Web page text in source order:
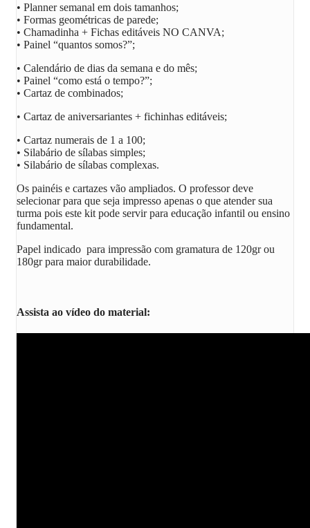
• Planner semanal em dois tamanhos;
• Formas geométricas de parede;
• Chamadinha + Fichas editáveis NO CANVA;
• Painel “quantos somos?”;
• Calendário de dias da semana e do mês;
• Painel “como está o tempo?”;
• Cartaz de combinados;
• Cartaz de aniversariantes + fichinhas editáveis;
• Cartaz numerais de 1 a 100;
• Silabário de sílabas simples;
• Silabário de sílabas complexas.
Os painéis e cartazes vão ampliados. O professor deve
selecionar para que seja impresso apenas o que atender sua
turma pois este kit pode servir para educação infantil ou ensino
fundamental.
Papel indicado para impressão com gramatura de 120gr ou
180gr para maior durabilidade.
Assista ao vídeo do material: